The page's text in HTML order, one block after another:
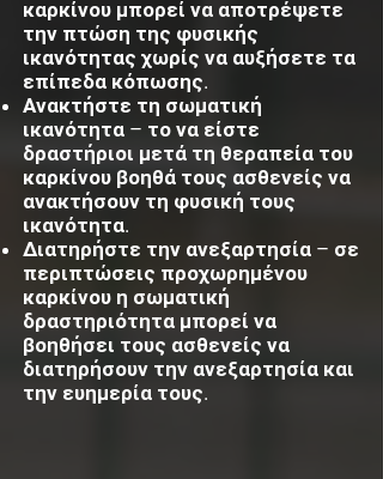
καρκίνου μπορεί να αποτρέψετε
την πτώση της φυσικής
ικανότητας χωρίς να αυξήσετε τα
επίπεδα κόπωσης.
Ανακτήστε τη σωματική
ικανότητα – το να είστε
δραστήριοι μετά τη θεραπεία του
καρκίνου βοηθά τους ασθενείς να
ανακτήσουν τη φυσική τους
ικανότητα.
Διατηρήστε την ανεξαρτησία – σε
περιπτώσεις προχωρημένου
καρκίνου η σωματική
δραστηριότητα μπορεί να
βοηθήσει τους ασθενείς να
διατηρήσουν την ανεξαρτησία και
την ευημερία τους.